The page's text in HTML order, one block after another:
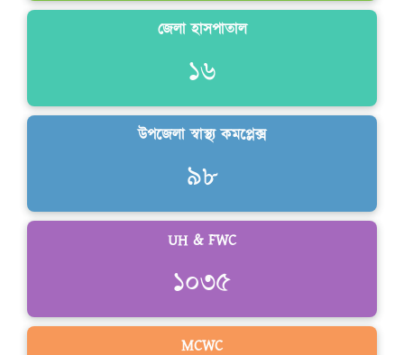
জেলা হাসপাতাল
১৬
উপজেলা স্বাস্থ্য কমপ্লেক্স
৯৮
UH & FWC
১০৩৫
MCWC